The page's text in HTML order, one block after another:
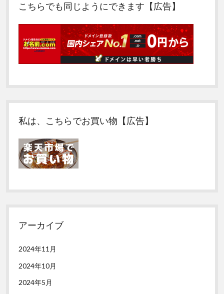
こちらでも同じようにできます【広告】
私は、こちらでお買い物【広告】
アーカイブ
2024年11月
2024年10月
2024年5月